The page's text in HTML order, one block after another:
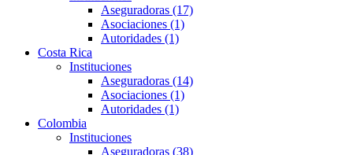
Aseguradoras (17)
Asociaciones (1)
Autoridades (1)
Costa Rica
Instituciones
Aseguradoras (14)
Asociaciones (1)
Autoridades (1)
Colombia
Instituciones
Aseguradoras (38)